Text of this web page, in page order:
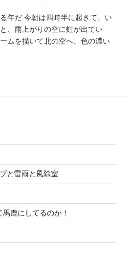
年だ 今朝は四時半に起きて、い
、雨上がりの空に虹が出てい
ムを描いて北の空へ、色の濃い
と雷雨と風除室
鹿にしてるのか！